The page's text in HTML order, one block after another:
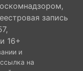
запись
16+
и
на